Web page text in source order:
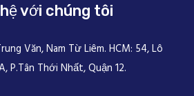
với chúng tôi
Văn, Nam Từ Liêm. HCM: 54, Lô
P.Tân Thới Nhất, Quận 12.